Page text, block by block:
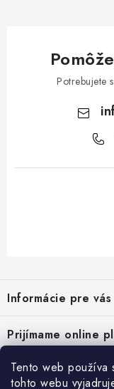
Tento web používa
tohto webu
Potrebujete
p
ä
t
Informácie pre vás
Reklamačný poriadok -
Prijímame online
Prihlásenie